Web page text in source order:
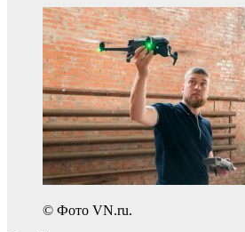
© Фото VN.ru.